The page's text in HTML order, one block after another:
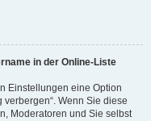
in der Online-Liste
Einstellungen eine Option
Wenn Sie diese
Moderatoren und Sie selbst